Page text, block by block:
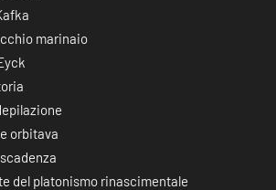
marinaio
orbitava
del platonismo rinascimentale